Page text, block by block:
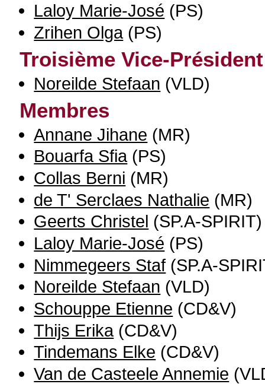
Laloy Marie-José (PS)
Zrihen Olga(PS)
Troisième Vice-Président
Noreilde Stefaan (VLD)
Membres
Annane Jihane (MR)
Bouarfa Sfia(PS)
Collas Berni (MR)
de T' Serclaes Nathalie (MR)
Geerts Christel (SP.A-SPIRIT)
Laloy Marie-José (PS)
Nimmegeers Staf(SP.A-
Noreilde Stefaan (VLD)
Schouppe Etienne (CD&V)
Thijs Erika (CD&V)
Tindemans Elke (CD&V)
Van de Casteele Annemie